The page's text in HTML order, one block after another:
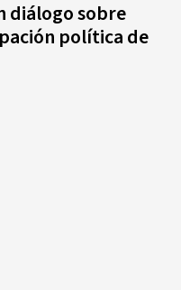
diálogo sobre
política de